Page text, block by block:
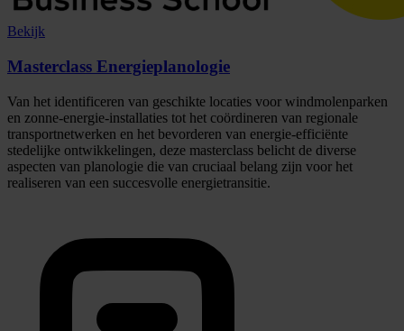
Bekijk
Masterclass Energieplanologie
Van het identificeren van geschikte locaties voor windmolenparken
en zonne-energie-installaties tot het coördineren van regionale
transportnetwerken en het bevorderen van energie-efficiënte
stedelijke ontwikkelingen, deze masterclass belicht de diverse
aspecten van planologie die van cruciaal belang zijn voor het
realiseren van een succesvolle energietransitie.